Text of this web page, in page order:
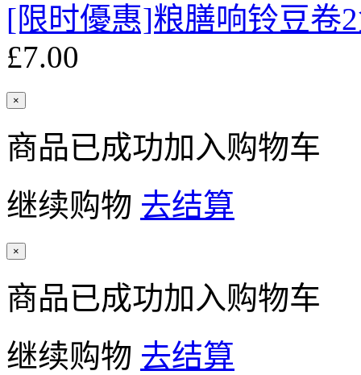
[限时優惠]粮膳响铃豆卷
£7.00
×
商品已成功加入购物车
继续购物 去结算
×
商品已成功加入购物车
继续购物 去结算